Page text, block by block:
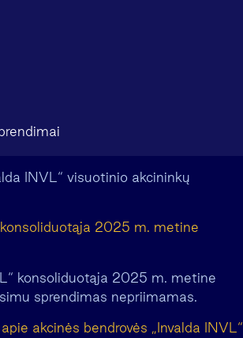
INVL“ visuotinio akcininkų
2025 m. metine
konsoliduotąja 2025 m. metine
sprendimas nepriimamas.
akcinės bendrovės „Invalda INVL“